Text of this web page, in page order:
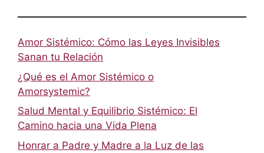
Amor Sistémico: Cómo las Leyes Invisibles
Sanan tu Relación
¿Qué es el Amor Sistémico o
Amorsystemic?
Salud Mental y Equilibrio Sistémico: El
Camino hacia una Vida Plena
Honrar a Padre y Madre a la Luz de las